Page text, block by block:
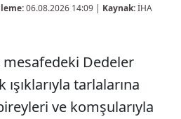
06.08.2026 14:09 | Kaynak:İHA
Dedeler
tarlalarına
ve komşularıyla